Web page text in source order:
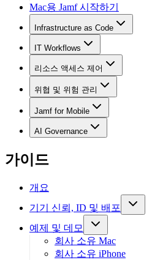
Mac용 Jamf 시작하기
Infrastructure as Code
IT Workflows
리소스 액세스 제어
위협 및 위험 관리
Jamf for Mobile
AI Governance
가이드
개요
기기 신뢰, ID 및 배포
예제 및 데모
회사 소유 Mac
회사 소유 iPhone